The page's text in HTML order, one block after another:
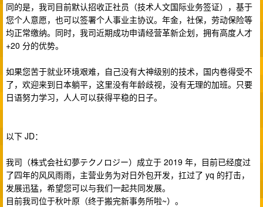
同的是，我司目前默认招收正社员（技术人文国际业务签证），基于
您个人意愿，也可以签署个人事业主协议。年金，社保，劳动保险等
均正常缴纳。同时，我司近期成功申请经营革新企划，拥有高度人才
+20 分的优势。
如果您苦于就业环境艰难，自己没有大神级别的技术，国内卷得受不
了，欢迎来到日本躺平，这里没有年龄歧视，没有无理的加班。只要
日语努力学习，人人可以获得平稳的日子。
以下 JD：
我司（株式会社幻夢テクノロジー）成立于 2019 年，目前已经度过
了四年的风风雨雨，主营业务为对日外包开发，扛过了 yq 的打击，
发展迅猛，希望您可以与我们一起共同发展。
目前我司位于秋叶原（终于搬完新事务所啦~）。